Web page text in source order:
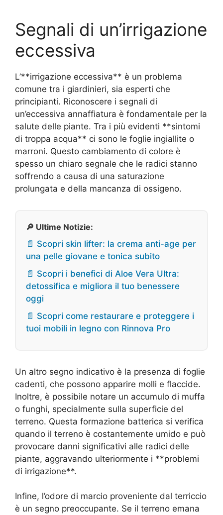
Segnali di un’irrigazione
eccessiva
L’**irrigazione eccessiva** è un problema
comune tra i giardinieri, sia esperti che
principianti. Riconoscere i segnali di
un’eccessiva annaffiatura è fondamentale per la
salute delle piante. Tra i più evidenti **sintomi
di troppa acqua** ci sono le foglie ingiallite o
marroni. Questo cambiamento di colore è
spesso un chiaro segnale che le radici stanno
soffrendo a causa di una saturazione
prolungata e della mancanza di ossigeno.
🔎 Ultime Notizie:
📄 Scopri skin lifter: la crema anti-age per
una pelle giovane e tonica subito
📄 Scopri i benefici di Aloe Vera Ultra:
detossifica e migliora il tuo benessere
oggi
📄 Scopri come restaurare e proteggere i
tuoi mobili in legno con Rinnova Pro
Un altro segno indicativo è la presenza di foglie
cadenti, che possono apparire molli e flaccide.
Inoltre, è possibile notare un accumulo di muffa
o funghi, specialmente sulla superficie del
terreno. Questa formazione batterica si verifica
quando il terreno è costantemente umido e può
provocare danni significativi alle radici delle
piante, aggravando ulteriormente i **problemi
di irrigazione**.
Infine, l’odore di marcio proveniente dal terriccio
è un segno preoccupante. Se il terreno emana